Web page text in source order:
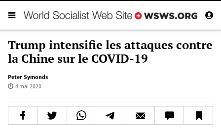
Trump intensifie les attaques contre
la Chine sur le COVID-19
Peter Symonds
4 mai 2020